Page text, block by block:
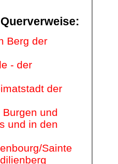
Berg der
- der
der
und
und in den
Sainte